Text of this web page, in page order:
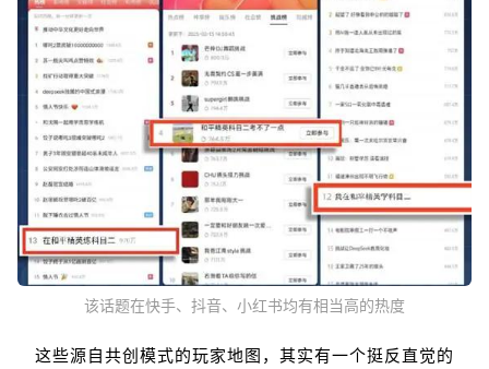
该话题在快手、抖音、小红书均有相当高的热度
这些源自共创模式的玩家地图，其实有一个挺反直觉的